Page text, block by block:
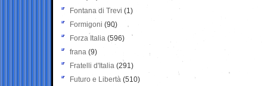
Fontana di Trevi (1)
Formigoni (90)
Forza Italia (596)
frana (9)
Fratelli d'Italia (291)
Futuro e Libertà (510)